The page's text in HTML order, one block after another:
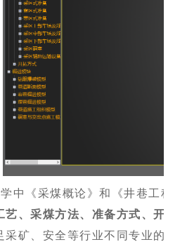
中《采煤概论》和《井巷工程
艺、采煤方法、准备方式、开拓
采矿、安全等行业不同专业的认